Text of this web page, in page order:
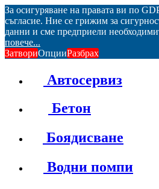
За осигуряване на правата ви по
съгласие. Ние се грижим за
данни и сме предприели
повече...
ЗатвориОпцииРазбрах
Автосервиз
Бетон
Боядисване
Водни помпи